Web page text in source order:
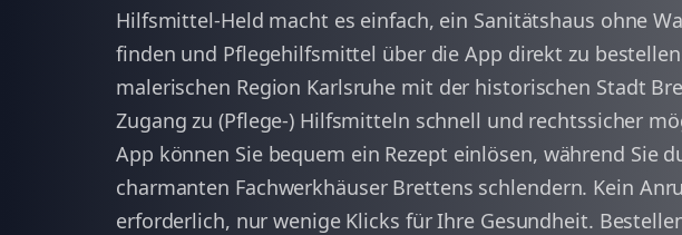
Ölbronn-
Kraichtal
arrow_back
Hilfsmittel-Held macht es einfach, ein Sanitätshaus ohne
finden und Pflegehilfsmittel über die App direkt zu
malerischen Region Karlsruhe mit der historischen Stadt
Zugang zu (Pflege-) Hilfsmitteln schnell und rechtssicher
App können Sie bequem ein Rezept einlösen, während Sie
charmanten Fachwerkhäuser Brettens schlendern. Kein
erforderlich, nur wenige Klicks für Ihre Gesundheit.